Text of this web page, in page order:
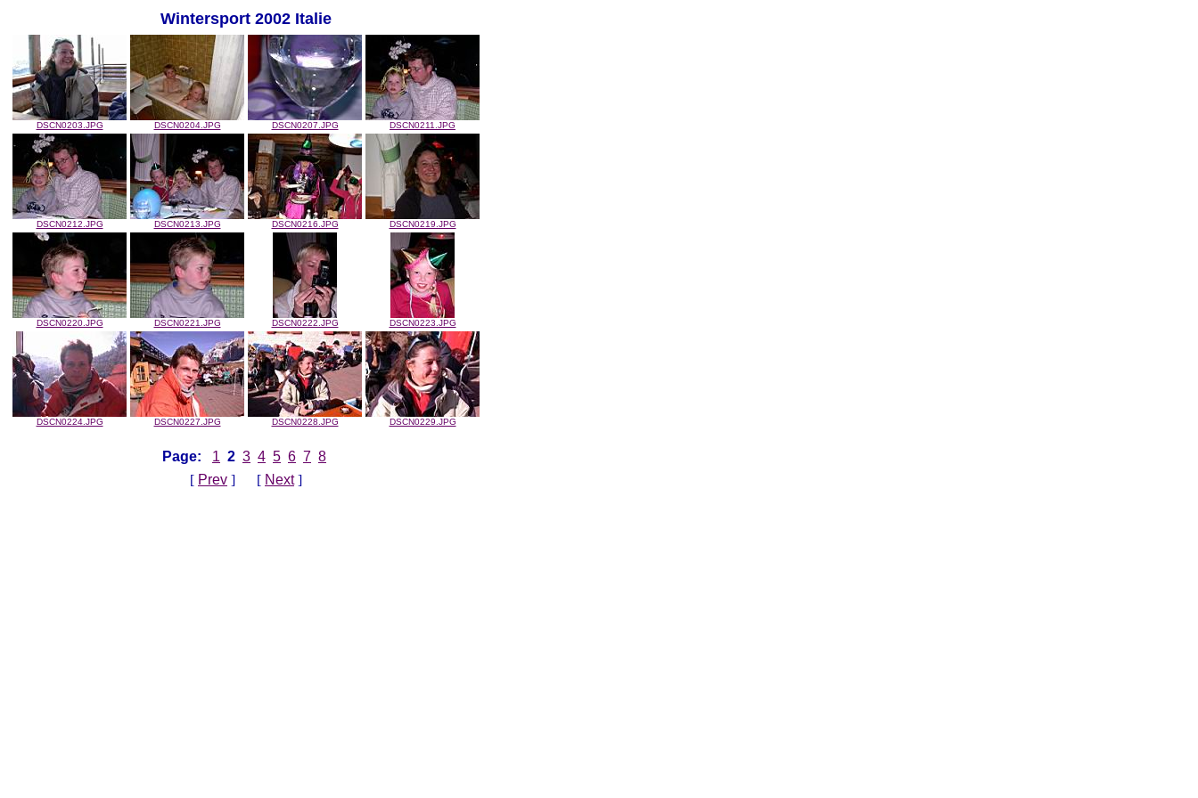
Wintersport 2002 Italie
DSCN0203.JPG DSCN0204.JPG DSCN0207.JPG DSCN0211.JPG
DSCN0212.JPG DSCN0213.JPG DSCN0216.JPG DSCN0219.JPG
DSCN0220.JPG DSCN0221.JPG DSCN0222.JPG DSCN0223.JPG
DSCN0224.JPG DSCN0227.JPG DSCN0228.JPG DSCN0229.JPG
Page: 1 2 3 4 5 6 7 8
[ Prev ] [ Next]